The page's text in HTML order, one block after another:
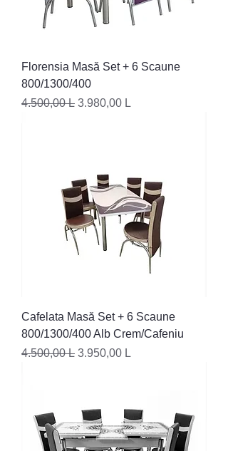
Florensia Masă Set + 6 Scaune
800/1300/400
Preț normal
4.500,00 L Preț redus
3.980,00 L
Cafelata Masă Set + 6 Scaune
800/1300/400 Alb Crem/Cafeniu
Preț normal
4.500,00 L Preț redus
3.950,00 L